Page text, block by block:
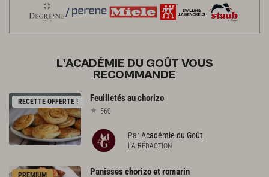
L'ACADÉMIE DU GOÛT VOUS
RECOMMANDE
RECETTE OFFERTE ! Feuilletésauchorizo
560
ParAcadémie du Goût
LA RÉDACTION
Panisseschorizoetromarin